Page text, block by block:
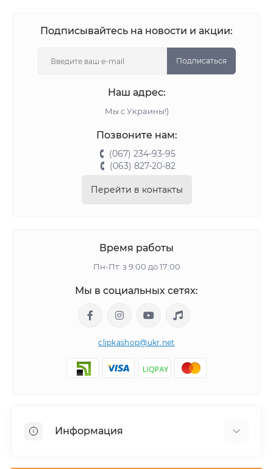
Подписывайтесь на новости и акции:
Подписаться
Наш адрес:
Мы с Украины!)
Позвоните нам:
(067) 234-93-95
(063) 827-20-82
Перейти в контакты
Время работы
Пн-Пт: з 9:00 до 17:00
Мы в социальных сетях:
clipkashop@ukr.net
Информация